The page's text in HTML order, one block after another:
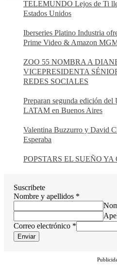
TELEMUNDO Lejos de Ti
Estados Unidos
Iberseries Platino Industria
Prime Video & Amazon
ZOO 55 NOMBRA A
VICEPRESIDENTA
REDES SOCIALES
Preparan segunda edición
LATAM en Buenos Aires
Valentina Buzzurro y David
Esperaba
POPSTARS EL SUEÑO YA
Suscribete
Nombre y apellidos *
Correo electrónico *
Enviar